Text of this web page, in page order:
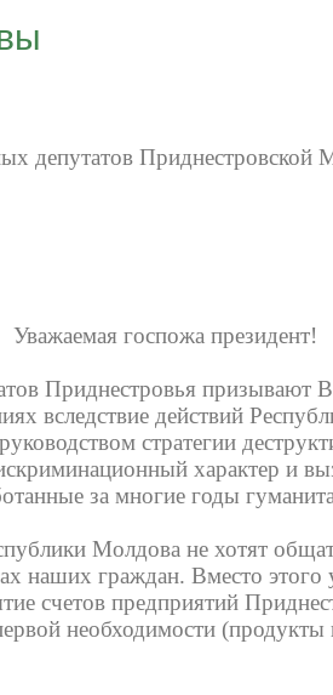
депутатов Приднестровской
Уважаемая госпожа президент!
Приднестровья призывают
вследствие действий
стратегии
характер и
за многие годы
Молдова не хотят
наших граждан. Вместо
счетов предприятий
необходимости